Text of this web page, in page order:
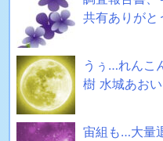
共有ありがと
うぅ…れんこ
樹 水城あお
宙組も…大量